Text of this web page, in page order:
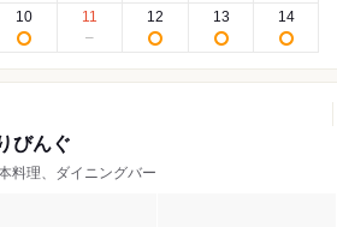
10 11 12 13 14
びんぐ
料理、ダイニングバー